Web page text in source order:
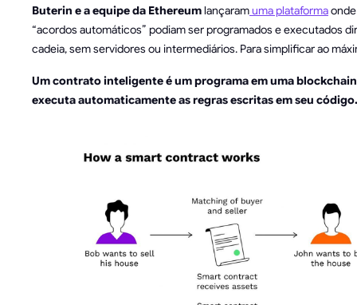
Buterin e a equipe da Ethereumlançaramuma plataforma
“acordos automáticos” podiam ser programados e executados
cadeia, sem servidores ou intermediários. Para simplificar ao
Um contrato inteligente é um programa em uma
executa automaticamente as regras escritas em seu código.